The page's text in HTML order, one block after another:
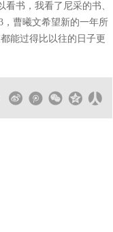
书，我看了尼采的书、
曹曦文希望新的一年所
能过得比以往的日子更